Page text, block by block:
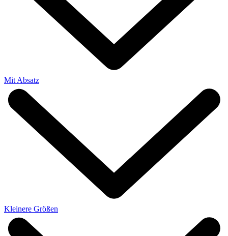
Mit Absatz
Kleinere Größen